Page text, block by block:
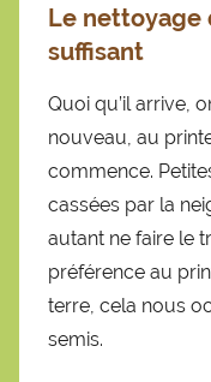
Le nettoyage
suffisant
Quoi qu’il arrive,
nouveau, au
commence.
cassées par la
autant ne faire le
préférence au
terre, cela nous
semis.